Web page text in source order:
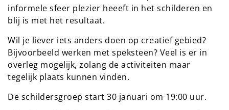
informele sfeer plezier heeeft in het schilderen en
blij is met het resultaat.
Wil je liever iets anders doen op creatief gebied?
Bijvoorbeeld werken met speksteen? Veel is er in
overleg mogelijk, zolang de activiteiten maar
tegelijk plaats kunnen vinden.
De schildersgroep start 30 januari om 19:00 uur.